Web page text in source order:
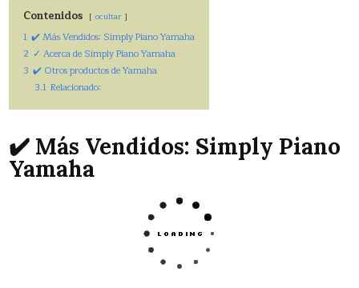
Contenidos ocultar
1 ✔️ Más Vendidos: Simply Piano Yamaha
2 ✓ Acerca de Simply Piano Yamaha
3 ✔️ Otros productos de Yamaha
3.1 Relacionado:
✔️ Más Vendidos: Simply Piano
Yamaha